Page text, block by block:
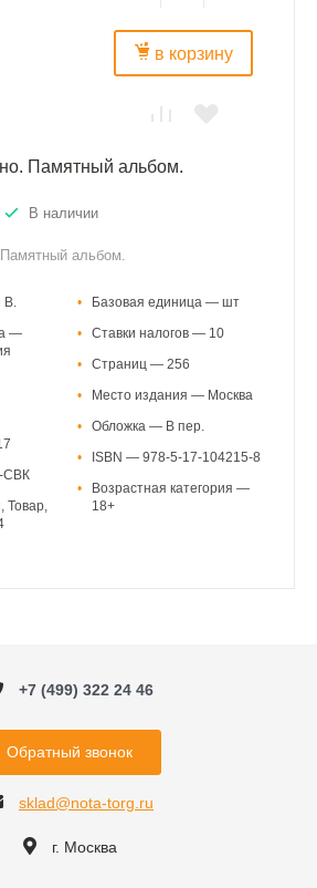
в корзину
Памятный альбом.
В наличии
альбом.
В.
—
СВК
Товар,
•
Базовая единица — шт
•
Ставки налогов — 10
•
Страниц — 256
•
Место издания — Москва
•
Обложка — В пер.
•
ISBN — 978-5-17-104215-8
•
Возрастная категория —
18+
+7 (499) 322 24 46
Обратный звонок
sklad@nota-torg.ru
г. Москва